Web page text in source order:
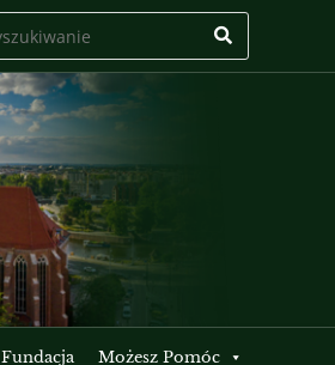
Fundacja Możesz Pomóc